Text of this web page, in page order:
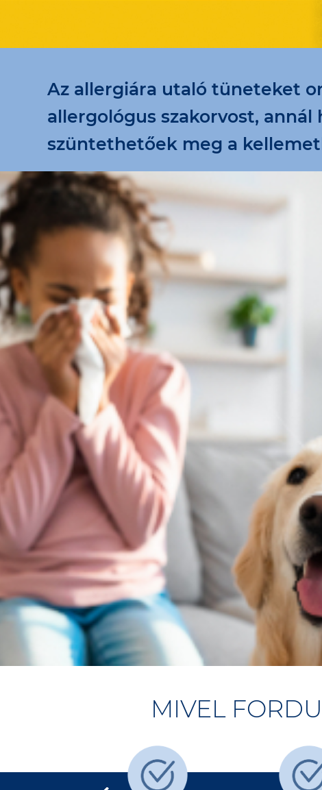
Az allergiára utaló tüneteket
allergológus szakorvost,
szüntethetőek meg a
MIVEL